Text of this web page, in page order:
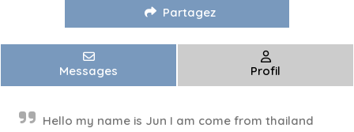
Partagez
Messages Profil
Hello my name is Jun I am come from thailand